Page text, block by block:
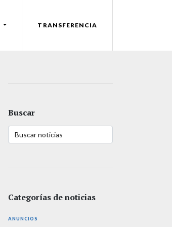
TRANSFERENCIA
Buscar
Categorías de noticias
ANUNCIOS